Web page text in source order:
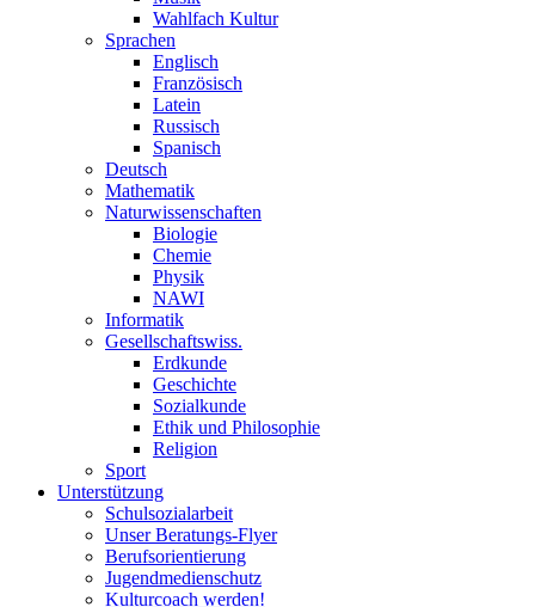
Wahlfach Kultur
Sprachen
Englisch
Französisch
Latein
Russisch
Spanisch
Deutsch
Mathematik
Naturwissenschaften
Biologie
Chemie
Physik
NAWI
Informatik
Gesellschaftswiss.
Erdkunde
Geschichte
Sozialkunde
Ethik und Philosophie
Religion
Sport
Unterstützung
Schulsozialarbeit
Unser Beratungs-Flyer
Berufsorientierung
Jugendmedienschutz
Kulturcoach werden!